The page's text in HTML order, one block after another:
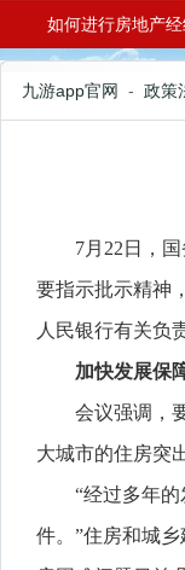
如何进行房地产
九游app官网 - 政策
7月22日，
要指示批示精神
人民银行有关负
加快发展保
会议强调，
大城市的住房突
“经过多年
件。”住房和城